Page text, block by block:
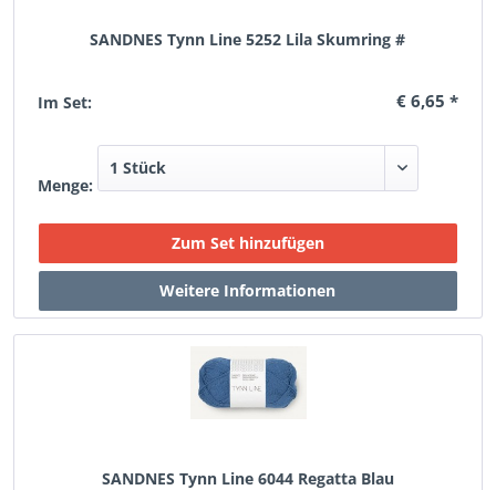
SANDNES Tynn Line 5252 Lila Skumring #
Im Set: € 6,65 *
Menge:
SANDNES Tynn Line 6044 Regatta Blau